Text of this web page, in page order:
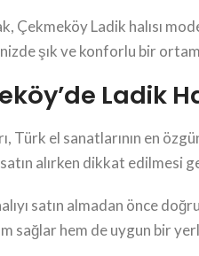
Çekmeköy Ladik halısı
şık ve konforlu bir
Ladik
Türk el sanatlarının en
satın alırken dikkat
satın almadan önce
sağlar hem de uygun bir